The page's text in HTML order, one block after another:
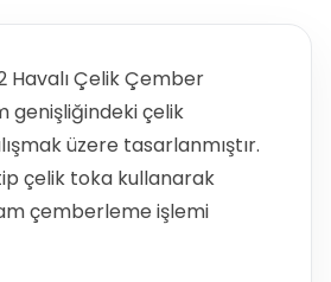
Havalı Çelik Çember
genişliğindeki çelik
üzere tasarlanmıştır.
çelik toka kullanarak
çemberleme işlemi